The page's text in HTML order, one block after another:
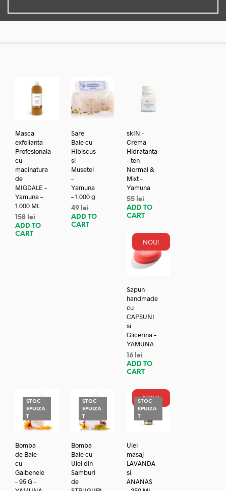
Masca
exfolianta
Profesionala
cu
macinatura
de
MIGDALE –
Yamuna –
1.000 ML
158 lei
ADD TO
CART
Sare
Baie cu
Hibiscus
si
Musetel
–
Yamuna
– 1.000 g
49 lei
ADD TO
CART
skIN –
Crema
Hidratanta
– ten
Normal &
Mixt –
Yamuna
55 lei
ADD TO
CART
NOU!
Sapun
handmade
cu
CAPSUNI
si
Glicerina –
YAMUNA
16 lei
ADD TO
CART
STOC
EPUIZA
T
Bomba
de Baie
cu
Galbenele
– 95 G –
STOC
EPUIZA
T
Bomba
Baie cu
Ulei din
Samburi
de
NOU!
STOC
EPUIZA
T
Ulei
masaj
LAVANDA
si
ANANAS